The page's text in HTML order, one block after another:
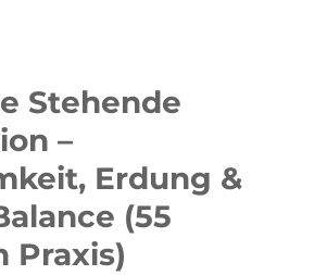
Herzens
Stehende
–
Erdung &
(55
Praxis)